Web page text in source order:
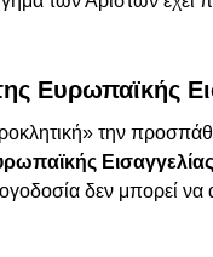
Ευρωπαϊκής
την
Εισαγγελίας
δεν μπορεί